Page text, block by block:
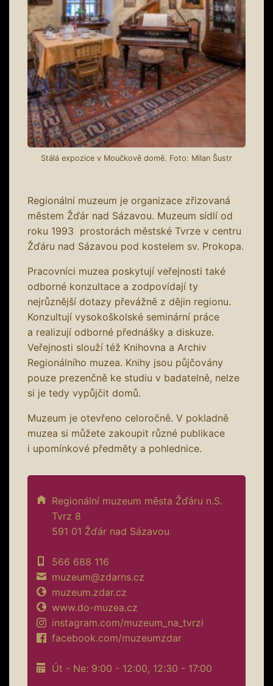
Stálá expozice v Moučkově domě. Foto: Milan Šustr
Regionální muzeum je organizace zřizovaná
městem Žďár nad Sázavou. Muzeum sídlí od
roku 1993 prostorách městské Tvrze v centru
Žďáru nad Sázavou pod kostelem sv. Prokopa.
Pracovníci muzea poskytují veřejnosti také
odborné konzultace a zodpovídají ty
nejrůznější dotazy převážně z dějin regionu.
Konzultují vysokoškolské seminární práce
a realizují odborné přednášky a diskuze.
Veřejnosti slouží též Knihovna a Archiv
Regionálního muzea. Knihy jsou půjčovány
pouze prezenčně ke studiu v badatelně, nelze
si je tedy vypůjčit domů.
Muzeum je otevřeno celoročně. V pokladně
muzea si můžete zakoupit různé publikace
i upomínkové předměty a pohlednice.
Regionální muzeum města Žďáru n.S.
Tvrz 8
591 01 Žďár nad Sázavou
566 688 116
muzeum@zdarns.cz
muzeum.zdar.cz
www.do-muzea.cz
instagram.com/muzeum_na_tvrzi
facebook.com/muzeumzdar
Út - Ne: 9:00 - 12:00, 12:30 - 17:00